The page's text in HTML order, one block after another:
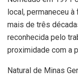
local, permaneceu
mais de três
reconhecida pelo
proximidade com a
Natural de Minas